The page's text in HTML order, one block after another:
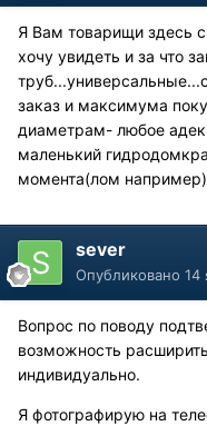
Я Вам товарищи здесь
хочу увидеть и за что
заказ и максимума
диаметрам- любое
маленький
момента(лом
sever
Опубликовано 14
Вопрос по поводу
возможность
индивидуально.
Я фотографирую на